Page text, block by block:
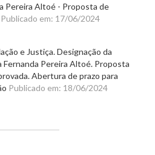
Pereira Altoé - Proposta de
Publicado em: 17/06/2024
e Justiça. Designação da
Fernanda Pereira Altoé. Proposta
Abertura de prazo para
Publicado em: 18/06/2024